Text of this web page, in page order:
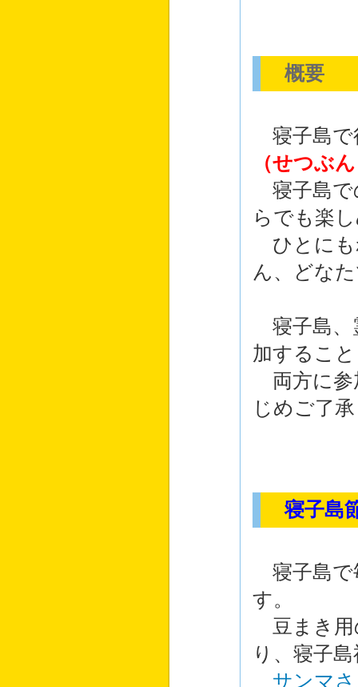
概要
寝子島で
（せつぶ
寝子島で
らでも楽
ひとにも
ん、どな
寝子島、
加するこ
両方に参
じめご了
寝子島
寝子島で
す。
豆まき用
り、寝子
サンマ